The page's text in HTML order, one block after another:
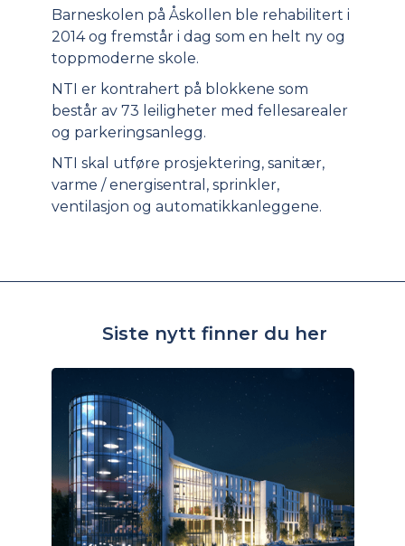
Barneskolen på Åskollen ble rehabilitert i
2014 og fremstår i dag som en helt ny og
toppmoderne skole.
NTI er kontrahert på blokkene som
består av 73 leiligheter med fellesarealer
og parkeringsanlegg.
NTI skal utføre prosjektering, sanitær,
varme / energisentral, sprinkler,
ventilasjon og automatikkanleggene.
Siste nytt finner du her